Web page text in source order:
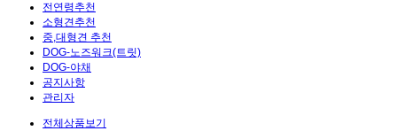
전연령추천
소형견추천
중,대형견 추천
DOG-노즈워크(트릿)
DOG-야채
공지사항
관리자
전체상품보기